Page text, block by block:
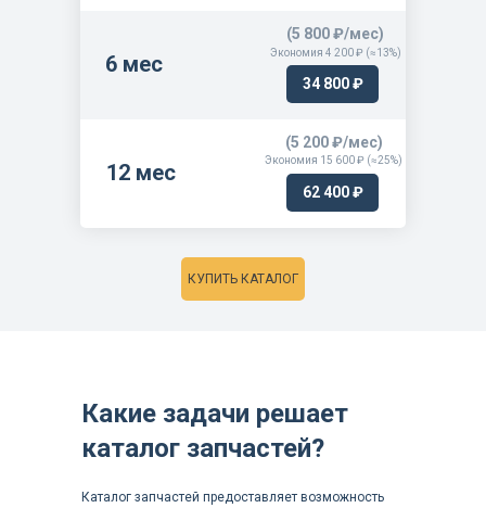
(5 200 ₽/мес)
Экономия 15 600 ₽ (≈25%)
62 400 ₽
34 800 ₽
Экономия 4 200 ₽ (≈13%)
(5 800 ₽/мес)
12 мес
6 мес
КУПИТЬ КАТАЛОГ
Какие задачи решает
каталог запчастей?
Каталог запчастей предоставляет возможность